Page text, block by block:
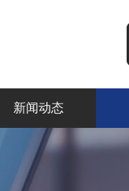
新闻动态